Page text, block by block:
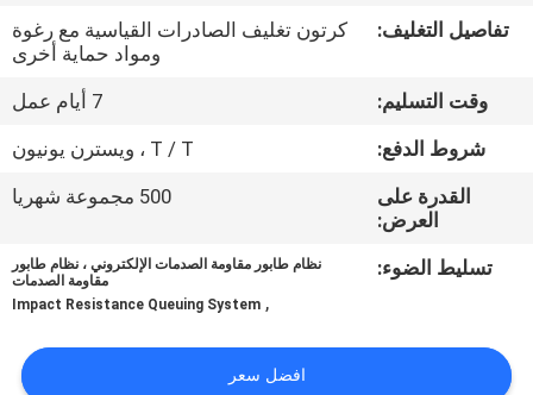
المعمل
مراقبة
الجودة
اتصل
تفاصيل التغليف:
كرتون تغليف الصادرات القياسية مع رغوة
ومواد حماية أخرى
وقت التسليم:
7 أيام عمل
شروط الدفع:
T / T ، ويسترن يونيون
القدرة على
العرض:
500 مجموعة شهريا
تسليط الضوء:
نظام طابور مقاومة الصدمات الإلكتروني ، نظام طابور
مقاومة الصدمات
,
Impact Resistance Queuing System
افضل سعر